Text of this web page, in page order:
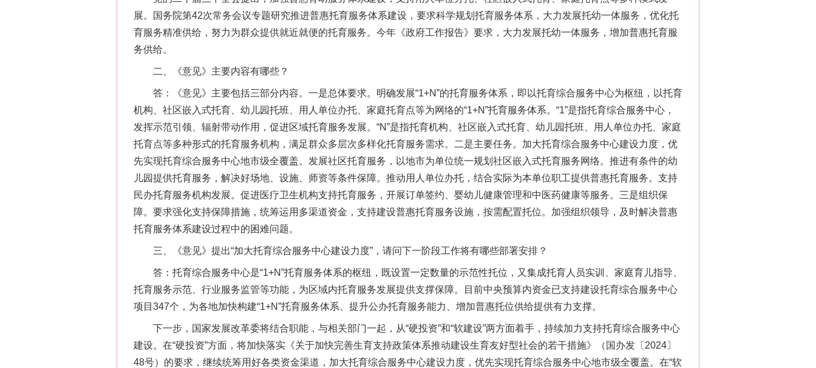
展。国务院第42次常务会议专题研究推进普惠托育服务体系建设，要求科学规划托育服务体系，大力发展托幼一体服务，优化托
育服务精准供给，努力为群众提供就近就便的托育服务。今年《政府工作报告》要求，大力发展托幼一体服务，增加普惠托育服
务供给。
二、《意见》主要内容有哪些？
答：《意见》主要包括三部分内容。一是总体要求。明确发展“1+N”的托育服务体系，即以托育综合服务中心为枢纽，以托育
机构、社区嵌入式托育、幼儿园托班、用人单位办托、家庭托育点等为网络的“1+N”托育服务体系。“1”是指托育综合服务中心，
发挥示范引领、辐射带动作用，促进区域托育服务发展。“N”是指托育机构、社区嵌入式托育、幼儿园托班、用人单位办托、家庭
托育点等多种形式的托育服务机构，满足群众多层次多样化托育服务需求。二是主要任务。加大托育综合服务中心建设力度，优
先实现托育综合服务中心地市级全覆盖。发展社区托育服务，以地市为单位统一规划社区嵌入式托育服务网络。推进有条件的幼
儿园提供托育服务，解决好场地、设施、师资等条件保障。推动用人单位办托，结合实际为本单位职工提供普惠托育服务。支持
民办托育服务机构发展。促进医疗卫生机构支持托育服务，开展订单签约、婴幼儿健康管理和中医药健康等服务。三是组织保
障。要求强化支持保障措施，统筹运用多渠道资金，支持建设普惠托育服务设施，按需配置托位。加强组织领导，及时解决普惠
托育服务体系建设过程中的困难问题。
三、《意见》提出“加大托育综合服务中心建设力度”，请问下一阶段工作将有哪些部署安排？
答：托育综合服务中心是“1+N”托育服务体系的枢纽，既设置一定数量的示范性托位，又集成托育人员实训、家庭育儿指导、
托育服务示范、行业服务监管等功能，为区域内托育服务发展提供支撑保障。目前中央预算内资金已支持建设托育综合服务中心
项目347个，为各地加快构建“1+N”托育服务体系、提升公办托育服务能力、增加普惠托位供给提供有力支撑。
下一步，国家发展改革委将结合职能，与相关部门一起，从“硬投资”和“软建设”两方面着手，持续加力支持托育综合服务中心
建设。在“硬投资”方面，将加快落实《关于加快完善生育支持政策体系推动建设生育友好型社会的若干措施》（国办发〔2024〕
48号）的要求，继续统筹用好各类资金渠道，加大托育综合服务中心建设力度，优先实现托育综合服务中心地市级全覆盖。在“软